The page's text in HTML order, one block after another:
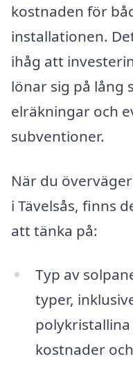
kostnaden för
installationen.
ihåg att
lönar sig på lång
elräkningar och
subventioner.
När du
i Tävelsås, finns
att tänka på:
Typ av
typer,
kostnader